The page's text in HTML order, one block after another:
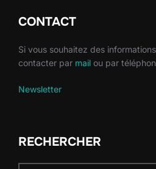
CONTACT
Si vous souhaitez des
contacter par mail ou par
Newsletter
RECHERCHER